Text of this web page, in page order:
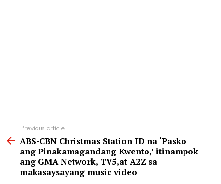
more
Previous article
ABS-CBN Christmas Station ID na ‘Pasko
ang Pinakamagandang Kwento,’ itinampok
ang GMA Network, TV5,at A2Z sa
makasaysayang music video